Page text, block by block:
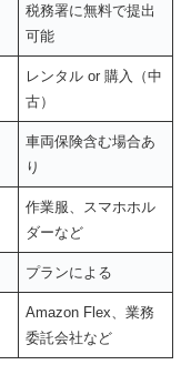
税務署に無料で提出
可能
レンタル or 購入（中
古）
車両保険含む場合あ
り
作業服、スマホホル
ダーなど
プランによる
Amazon Flex、業務
委託会社など